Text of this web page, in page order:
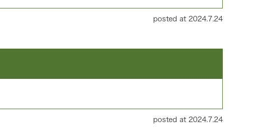
posted at 2024.7.24
posted at 2024.7.24